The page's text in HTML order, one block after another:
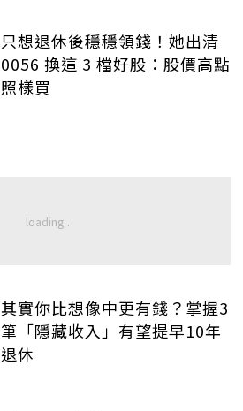
只想退休後穩穩領錢！她出清
0056 換這 3 檔好股：股價高點
照樣買
其實你比想像中更有錢？掌握3
筆「隱藏收入」有望提早10年
退休